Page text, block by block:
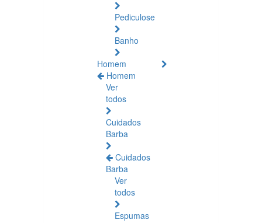
Pediculose
Banho
Homem
Homem
Ver
todos
Cuidados
Barba
Cuidados
Barba
Ver
todos
Espumas